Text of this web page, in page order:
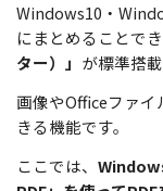
Windows10・
にまとめることで
ター）」 が標準搭
画像やOfficeファイ
きる機能です。
ここでは、